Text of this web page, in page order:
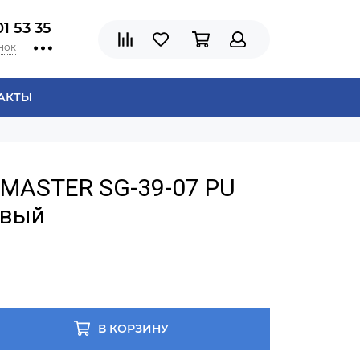
53 35
SG-39-07 PU
В КОРЗИНУ